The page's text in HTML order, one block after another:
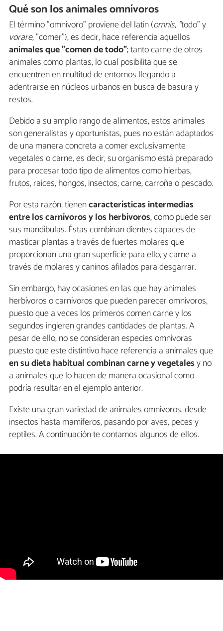
Qué son los animales omnívoros
El término "omnívoro" proviene del latín (omnis, "todo" y
vorare, "comer"), es decir, hace referencia aquellos
animales que "comen de todo"; tanto carne de otros
animales como plantas, lo cual posibilita que se
encuentren en multitud de entornos llegando a
adentrarse en núcleos urbanos en busca de basura y
restos.
Debido a su amplio rango de alimentos, estos animales
son generalistas y oportunistas, pues no están adaptados
de una manera concreta a comer exclusivamente
vegetales o carne, es decir, su organismo está preparado
para procesar todo tipo de alimentos como hierbas,
frutos, raíces, hongos, insectos, carne, carroña o pescado.
Por esta razón, tienencaracterísticas intermedias
entre los carnívoros y los herbívoros, como puede ser
sus mandíbulas. Éstas combinan dientes capaces de
masticar plantas a través de fuertes molares que
proporcionan una gran superficie para ello, y carne a
través de molares y caninos afilados para desgarrar.
Sin embargo, hay ocasiones en las que hay animales
herbívoros o carnívoros que pueden parecer omnívoros,
puesto que a veces los primeros comen carne y los
segundos ingieren grandes cantidades de plantas. A
pesar de ello, no se consideran especies omnívoras
puesto que este distintivo hace referencia a animales que
en su dieta habitual combinan carne y vegetalesy no
a animales que lo hacen de manera ocasional como
podría resultar en el ejemplo anterior.
Existe una gran variedad de animales omnívoros, desde
insectos hasta mamíferos, pasando por aves, peces y
reptiles. A continuación te contamos algunos de ellos.